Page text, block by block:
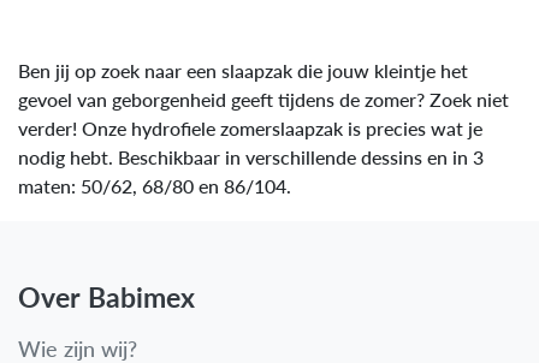
Ben jij op zoek naar een slaapzak die jouw kleintje het
gevoel van geborgenheid geeft tijdens de zomer? Zoek niet
verder! Onze hydrofiele zomerslaapzak is precies wat je
nodig hebt. Beschikbaar in verschillende dessins en in 3
maten: 50/62, 68/80 en 86/104.
Over Babimex
Wie zijn wij?